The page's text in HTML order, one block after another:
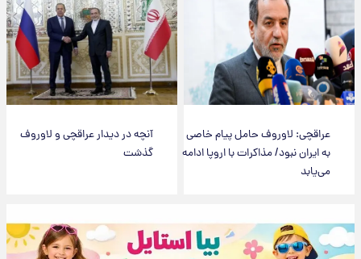
عراقچی: لاوروف حامل پیام خاصی
به ایران نبود/ مذاکرات با اروپا ادامه
می‌یابد
آنچه در دیدار عراقچی و لاوروف
گذشت